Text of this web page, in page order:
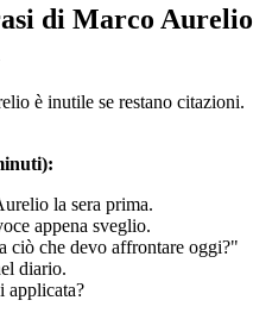
di Marco Aurelio
è inutile se restano citazioni.
la sera prima.
appena sveglio.
ciò che devo affrontare oggi?"
diario.
applicata?